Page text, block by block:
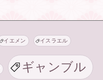
イエメン イスラエル
ギャンブル